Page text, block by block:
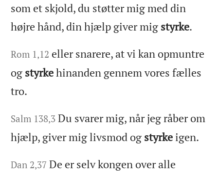
som et skjold, du støtter mig med din
højre hånd, din hjælp giver mig styrke.
Rom 1,12 eller snarere, at vi kan opmuntre
og styrkehinanden gennem vores fælles
tro.
Salm 138,3 Du svarer mig, når jeg råber om
hjælp, giver mig livsmod og styrke igen.
Dan 2,37 De er selv kongen over alle